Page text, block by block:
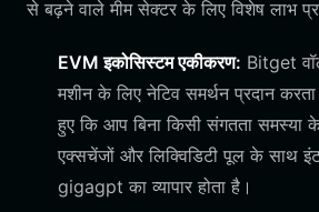
से बढ़ने वाले मीम सेक्टर के लिए विशेष लाभ
EVM इकोसिस्टम एकीकरण: Bitget
मशीन के लिए नेटिव समर्थन प्रदान
हुए कि आप बिना किसी संगतता समस्या
एक्सचेंजों और लिक्विडिटी पूल के साथ
gigagpt का व्यापार होता है।